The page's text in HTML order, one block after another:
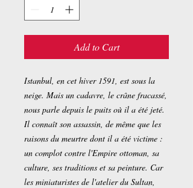
Add to Cart
Istanbul, en cet hiver 1591, est sous la
neige. Mais un cadavre, le crâne fracassé,
nous parle depuis le puits où il a été jeté.
Il connaît son assassin, de même que les
raisons du meurtre dont il a été victime :
un complot contre l'Empire ottoman, sa
culture, ses traditions et sa peinture. Car
les miniaturistes de l'atelier du Sultan,